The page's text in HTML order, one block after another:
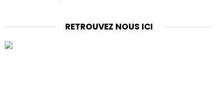
RETROUVEZ NOUS ICI